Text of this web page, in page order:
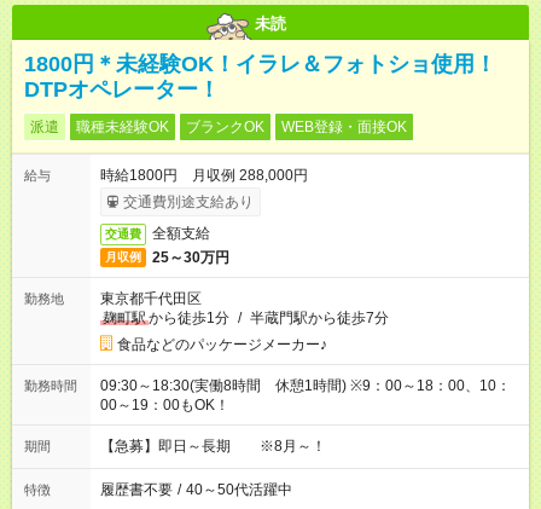
未読
1800円＊未経験OK！イラレ＆フォトショ使用！
DTPオペレーター！
派遣 職種未経験OK ブランクOK WEB登録・面接OK
給与
時給1800円 月収例 288,000円
交通費別途支給あり
交通費 全額支給
月収例 25～30万円
勤務地
東京都千代田区
麹町駅から徒歩1分 / 半蔵門駅から徒歩7分
食品などのパッケージメーカー♪
勤務時間
09:30～18:30(実働8時間 休憩1時間) ※9：00～18：00、10：
00～19：00もOK！
期間 【急募】即日～長期 ※8月～！
特徴 履歴書不要 / 40～50代活躍中